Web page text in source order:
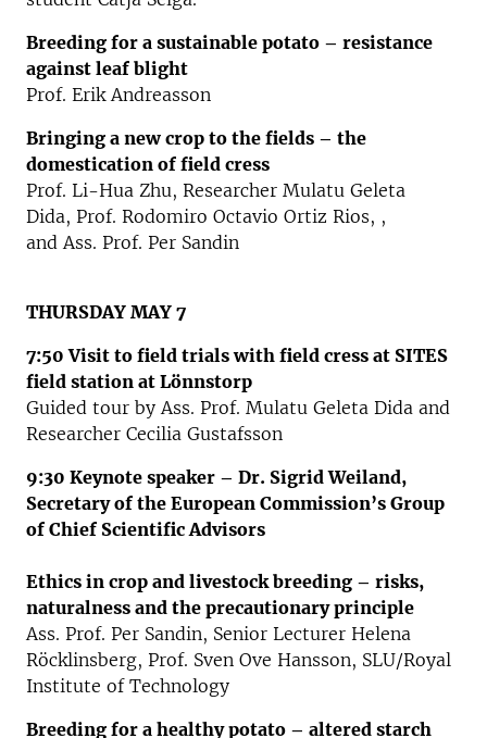
Breeding for a sustainable potato – resistance
against leaf blight
Prof. Erik Andreasson
Bringing a new crop to the fields – the
domestication of field cress
Prof. Li-Hua Zhu, Researcher Mulatu Geleta
Dida, Prof. Rodomiro Octavio Ortiz Rios, ,
and Ass. Prof. Per Sandin
THURSDAY MAY 7
7:50 Visit to field trials with field cress at SITES
field station at Lönnstorp
Guided tour by Ass. Prof. Mulatu Geleta Dida and
Researcher Cecilia Gustafsson
9:30 Keynote speaker – Dr. Sigrid Weiland,
Secretary of the European Commission’s Group
of Chief Scientific Advisors
Ethics in crop and livestock breeding – risks,
naturalness and the precautionary principle
Ass. Prof. Per Sandin, Senior Lecturer Helena
Röcklinsberg, Prof. Sven Ove Hansson, SLU/Royal
Institute of Technology
Breeding for a healthy potato – altered starch